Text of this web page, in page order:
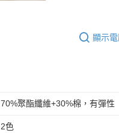
顯示
70%聚酯纖維+30%棉，有彈性
2色